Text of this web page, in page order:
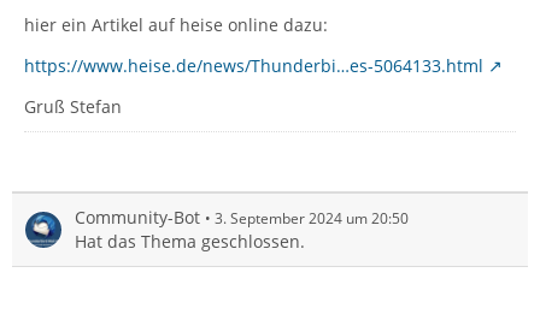
hier ein Artikel auf heise online dazu:
https://www.heise.de/news/Thunderbi…es-5064133.html
Gruß Stefan
Community-Bot 3. September 2024 um 20:50
Hat das Thema geschlossen.